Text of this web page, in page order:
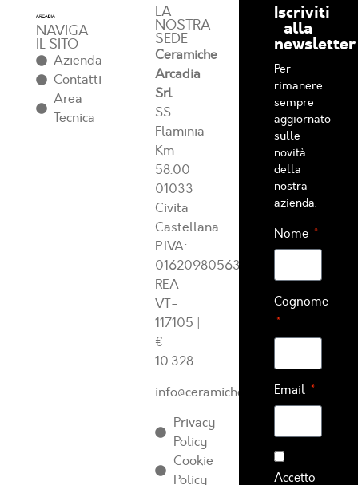
NAVIGA
IL SITO
Azienda
Contatti
Area
Tecnica
LA
NOSTRA
SEDE
Ceramiche
Arcadia
Srl
SS
Flaminia
Km
58.00
01033
Civita
Castellana
P.IVA:
01620980563
REA
VT-
117105 |
€
10.328
info@ceramichearcadia.com
Privacy
Policy
Cookie
Policy
Iscriviti
alla
newsletter
Per
rimanere
sempre
aggiornato
sulle
novità
della
nostra
azienda.
Nome
Cognome
Email
Accetto